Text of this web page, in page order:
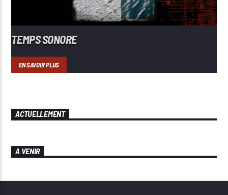
TEMPS SONORE
EN SAVOIR PLUS
ACTUELLEMENT
A VENIR